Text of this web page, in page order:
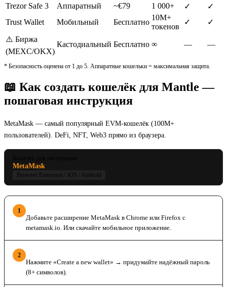
Trezor Safe 3
Аппаратный ~€79 1 000+ ✓
✓
Trust Wallet
Мобильный Бесплатно
10M+
токенов
✓
✓
⚠️ Биржа
(MEXC/OKX)
Кастодиальный Бесплатно ∞ — —
* Безопасность оценена от 1 до 5. Аппаратные кошельки = максимальная защита.
📖 Как создать кошелёк для Mantle —
пошаговая инструкция
MetaMask — самый популярный EVM-кошелёк (100M+
пользователей). DeFi, NFT, Web3 прямо из браузера.
MetaMask
Browser Extension / iOS / Android
1
Добавьте расширение MetaMask в Chrome или Firefox с
metamask.io. Или скачайте мобильное приложение.
2
Нажмите «Create a new wallet» → придумайте надёжный пароль
(8+ символов).